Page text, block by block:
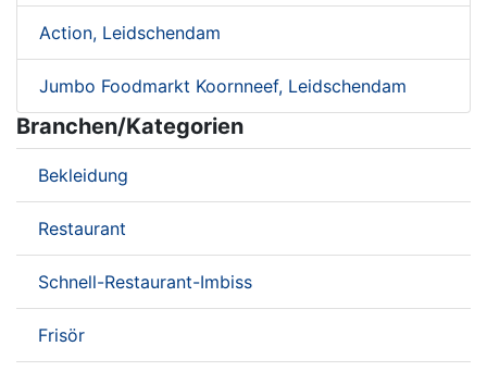
Action, Leidschendam
Jumbo Foodmarkt Koornneef, Leidschendam
Branchen/Kategorien
Bekleidung
Restaurant
Schnell-Restaurant-Imbiss
Frisör